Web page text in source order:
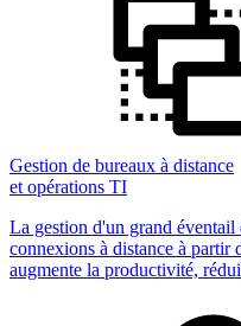
Gestion de bureaux à distance
et opérations TI
La gestion d'un grand
connexions à distance à partir
augmente la productivité,